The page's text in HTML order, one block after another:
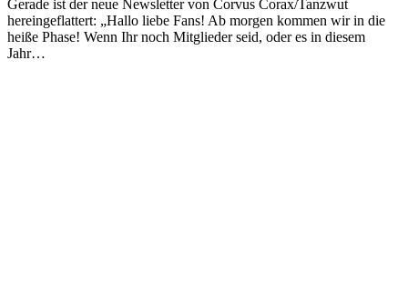
Gerade ist der neue Newsletter von Corvus Corax/Tanzwut
hereingeflattert: „Hallo liebe Fans! Ab morgen kommen wir in die
heiße Phase! Wenn Ihr noch Mitglieder seid, oder es in diesem
Jahr…